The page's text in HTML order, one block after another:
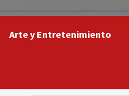
Arte y Entretenimiento